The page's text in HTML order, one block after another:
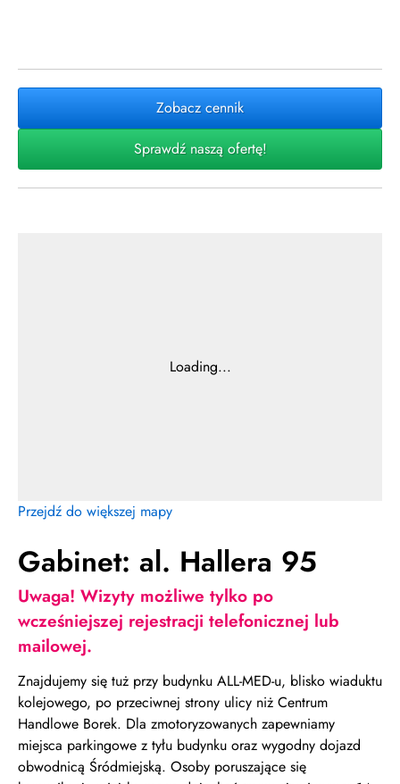
Zobacz cennik
Sprawdź naszą ofertę!
Przejdź do większej mapy
Gabinet: al. Hallera 95
Uwaga! Wizyty możliwe tylko po
wcześniejszej rejestracji telefonicznej lub
mailowej.
Znajdujemy się tuż przy budynku ALL-MED-u, blisko wiaduktu
kolejowego, po przeciwnej strony ulicy niż Centrum
Handlowe Borek. Dla zmotoryzowanych zapewniamy
miejsca parkingowe z tyłu budynku oraz wygodny dojazd
obwodnicą Śródmiejską. Osoby poruszające się